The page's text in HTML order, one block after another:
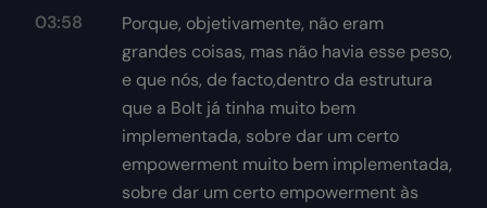
03:58
Porque, objetivamente, não eram
grandes coisas, mas não havia esse peso,
e que nós, de facto,dentro da estrutura
que a Bolt já tinha muito bem
implementada, sobre dar um certo
empowerment muito bem implementada,
sobre dar um certo empowerment às